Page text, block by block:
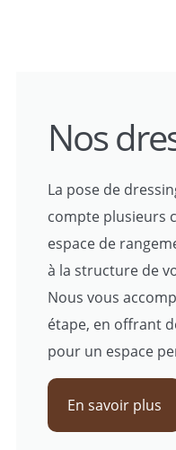
Nos
La pose de
compte plusieurs
espace de
à la structure de
Nous vous
étape, en offrant
pour un espace
En savoir plus